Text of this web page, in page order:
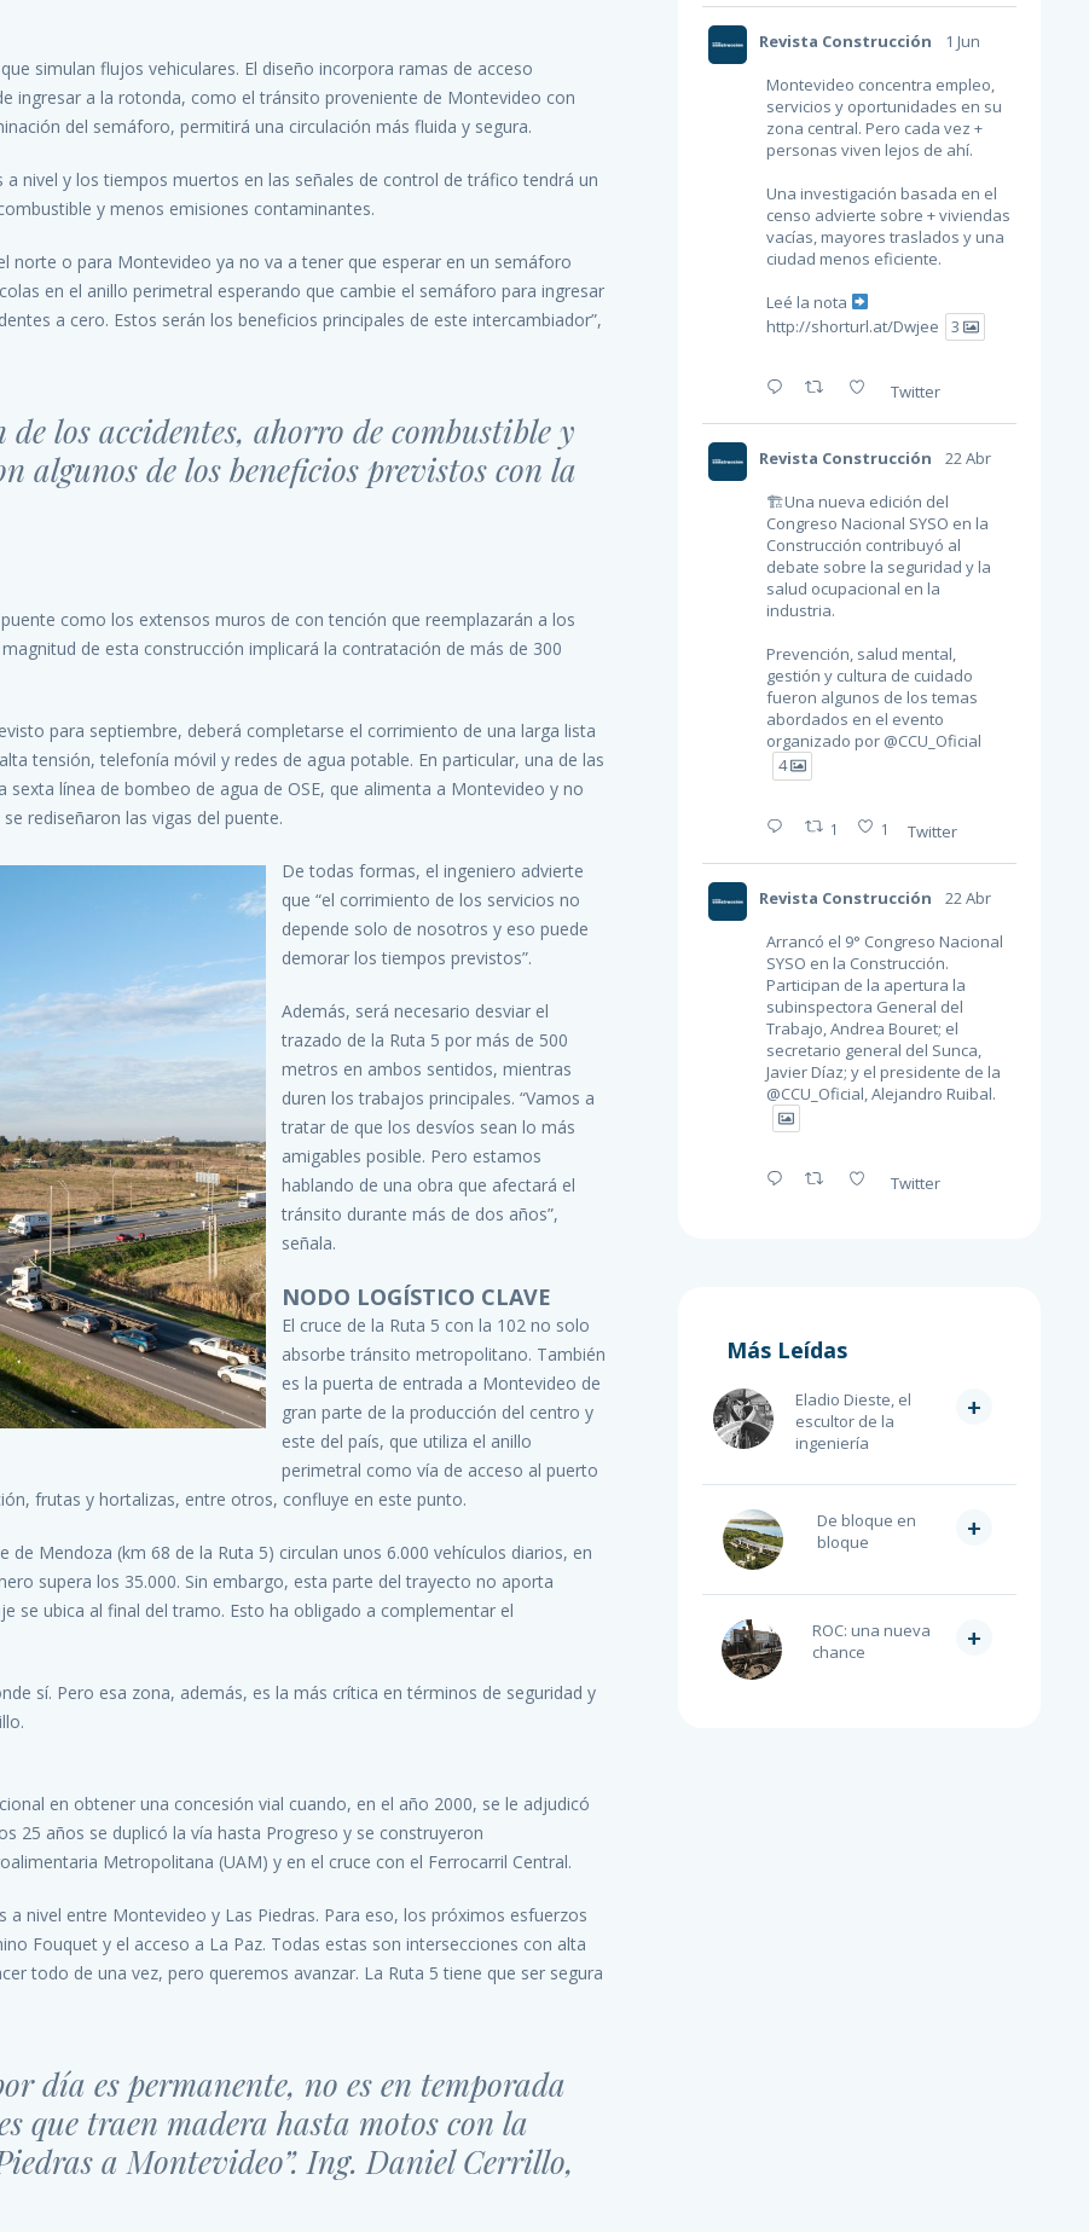
simulan flujos vehiculares. El diseño incorpora ramas de acceso
ingresar a la rotonda, como el tránsito proveniente de Montevideo con
del semáforo, permitirá una circulación más fluida y segura.
nivel y los tiempos muertos en las señales de control de tráfico tendrá un
y menos emisiones contaminantes.
norte o para Montevideo ya no va a tener que esperar en un semáforo
en el anillo perimetral esperando que cambie el semáforo para ingresar
a cero. Estos serán los beneficios principales de este intercambiador”,
los accidentes, ahorro de combustible y
algunos de los beneficios previstos con la
como los extensos muros de con tención que reemplazarán a los
de esta construcción implicará la contratación de más de 300
para septiembre, deberá completarse el corrimiento de una larga lista
tensión, telefonía móvil y redes de agua potable. En particular, una de las
línea de bombeo de agua de OSE, que alimenta a Montevideo y no
rediseñaron las vigas del puente.
De todas formas, el ingeniero advierte
que “el corrimiento de los servicios no
depende solo de nosotros y eso puede
demorar los tiempos previstos”.
Además, será necesario desviar el
trazado de la Ruta 5 por más de 500
metros en ambos sentidos, mientras
duren los trabajos principales. “Vamos a
tratar de que los desvíos sean lo más
amigables posible. Pero estamos
hablando de una obra que afectará el
tránsito durante más de dos años”,
señala.
NODO LOGÍSTICO CLAVE
El cruce de la Ruta 5 con la 102 no solo
absorbe tránsito metropolitano. También
es la puerta de entrada a Montevideo de
gran parte de la producción del centro y
este del país, que utiliza el anillo
perimetral como vía de acceso al puerto
frutas y hortalizas, entre otros, confluye en este punto.
Mendoza (km 68 de la Ruta 5) circulan unos 6.000 vehículos diarios, en
supera los 35.000. Sin embargo, esta parte del trayecto no aporta
se ubica al final del tramo. Esto ha obligado a complementar el
sí. Pero esa zona, además, es la más crítica en términos de seguridad y
en obtener una concesión vial cuando, en el año 2000, se le adjudicó
25 años se duplicó la vía hasta Progreso y se construyeron
Metropolitana (UAM) y en el cruce con el Ferrocarril Central.
nivel entre Montevideo y Las Piedras. Para eso, los próximos esfuerzos
Fouquet y el acceso a La Paz. Todas estas son intersecciones con alta
todo de una vez, pero queremos avanzar. La Ruta 5 tiene que ser segura
día es permanente, no es en temporada
que traen madera hasta motos con la
a Montevideo”. Ing. Daniel Cerrillo,
Revista Construcción
1 Jun
Montevideo concentra empleo,
servicios y oportunidades en su
zona central. Pero cada vez +
personas viven lejos de ahí.
Una investigación basada en el
censo advierte sobre + viviendas
vacías, mayores traslados y una
ciudad menos eficiente.
Leé la nota
http://shorturl.at/Dwjee
3
Twitter
Revista Construcción
22 Abr
🏗Una nueva edición del
Congreso Nacional SYSO en la
Construcción contribuyó al
debate sobre la seguridad y la
salud ocupacional en la
industria.
Prevención, salud mental,
gestión y cultura de cuidado
fueron algunos de los temas
abordados en el evento
organizado por @CCU_Oficial
4
1 1 Twitter
Revista Construcción
22 Abr
Arrancó el 9° Congreso Nacional
SYSO en la Construcción.
Participan de la apertura la
subinspectora General del
Trabajo, Andrea Bouret; el
secretario general del Sunca,
Javier Díaz; y el presidente de la
@CCU_Oficial, Alejandro Ruibal.
Twitter
Más Leídas
Eladio Dieste, el
escultor de la
ingeniería
+
De bloque en
bloque
+
ROC: una nueva
chance
+